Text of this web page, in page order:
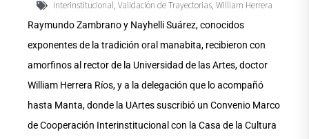
interinstitucional, Validación de Trayectorias, William Herrera
Raymundo Zambrano y Nayhelli Suárez, conocidos
exponentes de la tradición oral manabita, recibieron con
amorfinos al rector de la Universidad de las Artes, doctor
William Herrera Ríos, y a la delegación que lo acompañó
hasta Manta, donde la UArtes suscribió un Convenio Marco
de Cooperación Interinstitucional con la Casa de la Cultura